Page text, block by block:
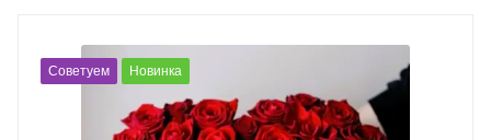
Советуем Новинка